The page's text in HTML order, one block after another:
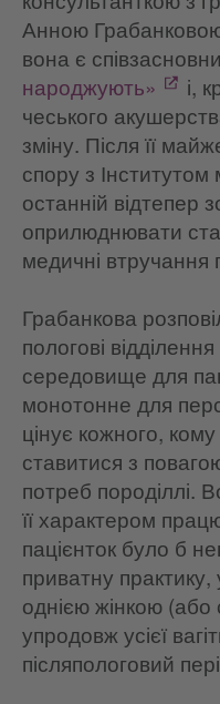
Анною
вона є
народжують»
і,
чеського
зміну. Після її
спору з
останній відтепер
оприлюднювати
медичні втручання
Грабанкова
пологові
середовище для
монотонне для
цінує кожного,
ставитися з
потреб породіллі.
її характером
пацієнток було б
приватну
однією жінкою (або
упродовж усієї
післяпологовий